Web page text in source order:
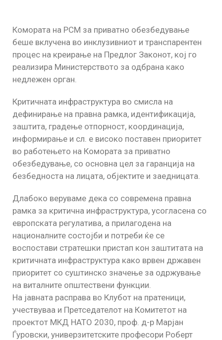
Комората на РСМ за приватно обезбедување
беше вклучена во инклузивниот и транспарентен
процес на креирање на Предлог Законот, кој го
реализира Министерството за одбрана како
недлежен орган.
Критичната инфраструктура во смисла на
дефинирање на правна рамка, идентификација,
заштита, градење отпорност, координација,
информирање и сл. е високо поставен приоритет
во работењето на Комората за приватно
обезбедување, со основна цел за гаранција на
безбедноста на лицата, објектите и заедницата.
Длабоко веруваме дека со современа правна
рамка за критична инфраструктура, усогласена со
европската регулатива, а прилагодена на
националните состојби и потреби ќе се
воспостави стратешки пристап кон заштитата на
критичната инфраструктура како врвен државен
приоритет со суштинско значење за одржување
на виталните општествени функции.
На јавната расправа во Клубот на пратеници,
учествуваа и Претседателот на Комитетот на
проектот МКД НАТО 2030, проф. д-р Марјан
Ѓуровски, универзитетските професори Роберт